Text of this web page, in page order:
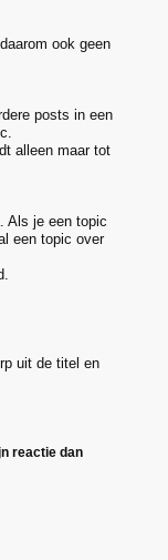
ook geen
posts in een
alleen maar tot
Als je een topic
een topic over
uit de titel en
reactie dan